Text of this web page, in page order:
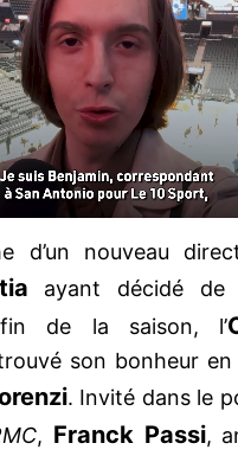
d’un nouveau
ayant décidé de
de la saison, l’
son bonheur en
. Invité dans le
, Franck Passi,